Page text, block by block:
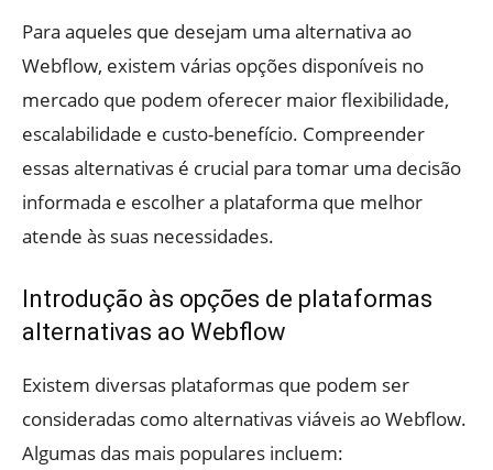
Para aqueles que desejam uma alternativa ao
Webflow, existem várias opções disponíveis no
mercado que podem oferecer maior flexibilidade,
escalabilidade e custo-benefício. Compreender
essas alternativas é crucial para tomar uma decisão
informada e escolher a plataforma que melhor
atende às suas necessidades.
Introdução às opções de plataformas
alternativas ao Webflow
Existem diversas plataformas que podem ser
consideradas como alternativas viáveis ao Webflow.
Algumas das mais populares incluem: